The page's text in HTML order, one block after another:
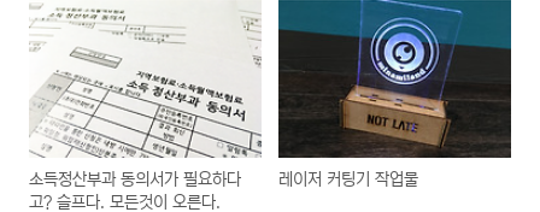
소득정산부과 동의서가 필요하다
고? 슬프다. 모든것이 오른다.
레이저 커팅기 작업물